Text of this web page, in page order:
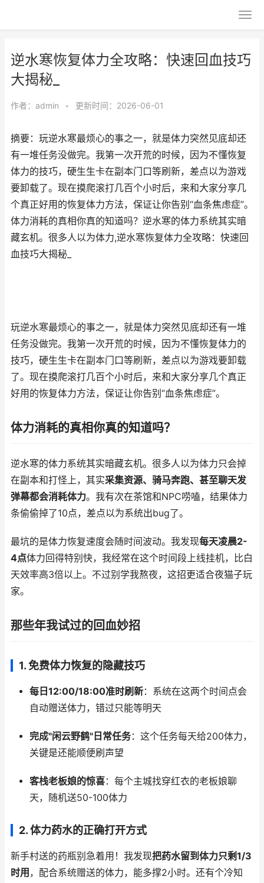
逆水寒恢复体力全攻略：快速回血技巧
大揭秘_
作者： admin • 更新时间：2026-06-01
摘要：玩逆水寒最烦心的事之一，就是体力突然见底却还
有一堆任务没做完。我第一次开荒的时候，因为不懂恢复
体力的技巧，硬生生卡在副本门口等刷新，差点以为游戏
要卸载了。现在摸爬滚打几百个小时后，来和大家分享几
个真正好用的恢复体力方法，保证让你告别“血条焦虑症”。
体力消耗的真相你真的知道吗？逆水寒的体力系统其实暗
藏玄机。很多人以为体力,逆水寒恢复体力全攻略：快速回
血技巧大揭秘_
玩逆水寒最烦心的事之一，就是体力突然见底却还有一堆
任务没做完。我第一次开荒的时候，因为不懂恢复体力的
技巧，硬生生卡在副本门口等刷新，差点以为游戏要卸载
了。现在摸爬滚打几百个小时后，来和大家分享几个真正
好用的恢复体力方法，保证让你告别“血条焦虑症”。
体力消耗的真相你真的知道吗？
逆水寒的体力系统其实暗藏玄机。很多人以为体力只会掉
在副本和打怪上，其实采集资源、骑马奔跑、甚至聊天发
弹幕都会消耗体力。我有次在茶馆和NPC唠嗑，结果体力
条偷偷掉了10点，差点以为系统出bug了。
最坑的是体力恢复速度会随时间波动。我发现每天凌晨2-
4点体力回得特别快，我经常在这个时间段上线挂机，比白
天效率高3倍以上。不过别学我熬夜，这招更适合夜猫子玩
家。
那些年我试过的回血妙招
1.免费体力恢复的隐藏技巧
每日12:00/18:00准时刷新：系统在这两个时间点会
自动赠送体力，错过只能等明天
完成"闲云野鹤"日常任务：这个任务每天给200体力，
关键是还能顺便刷声望
客栈老板娘的惊喜：每个主城找穿红衣的老板娘聊
天，随机送50-100体力
2.体力药水的正确打开方式
新手村送的药瓶别急着用！我发现把药水留到体力只剩1/3
时用 ，配合系统赠送的体力，能多撑2小时。还有个冷知